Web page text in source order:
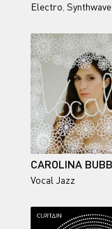
Electro Synthwave
Vocal Jazz